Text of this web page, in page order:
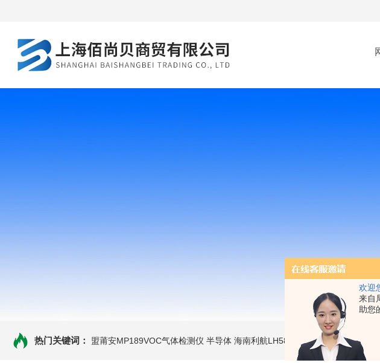
欢迎
来自
助您
热门关键词： 盟莆安MP189VOC气体检测仪 半导体 海南利航LH580二氧化碳气体检测仪